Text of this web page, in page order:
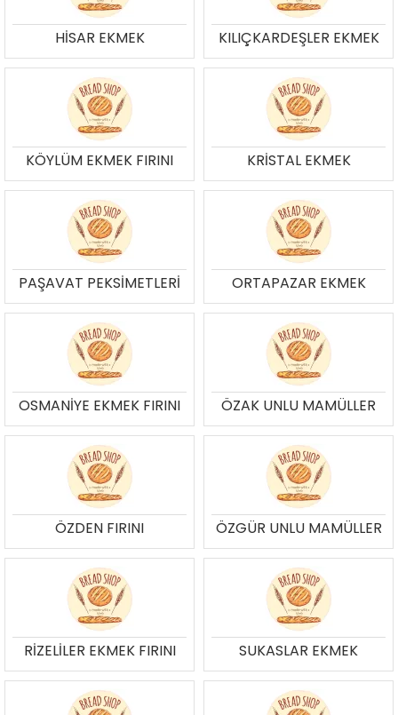
HİSAR EKMEK KILIÇKARDEŞLER EKMEK
KÖYLÜM EKMEK FIRINI KRİSTAL EKMEK
PAŞAVAT PEKSİMETLERİ ORTAPAZAR EKMEK
OSMANİYE EKMEK FIRINI ÖZAK UNLU MAMÜLLER
ÖZDEN FIRINI ÖZGÜR UNLU MAMÜLLER
RİZELİLER EKMEK FIRINI SUKASLAR EKMEK